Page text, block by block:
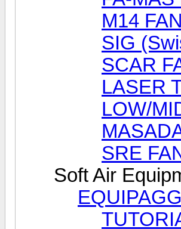
M14
SIG
SCAR
LASER
LOW/
SRE
Soft Air